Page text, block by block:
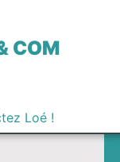
COM
Loé !